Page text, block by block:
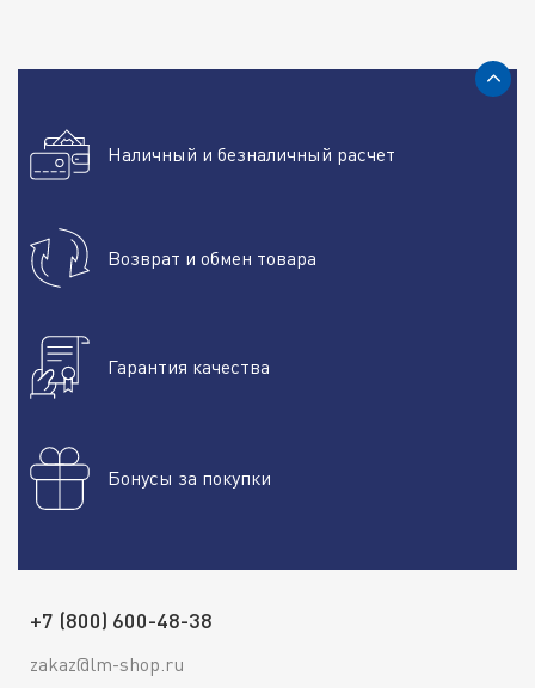
Наличный и безналичный расчет
Возврат и обмен товара
Гарантия качества
Бонусы за покупки
+7 (800) 600-48-38
zakaz@lm-shop.ru